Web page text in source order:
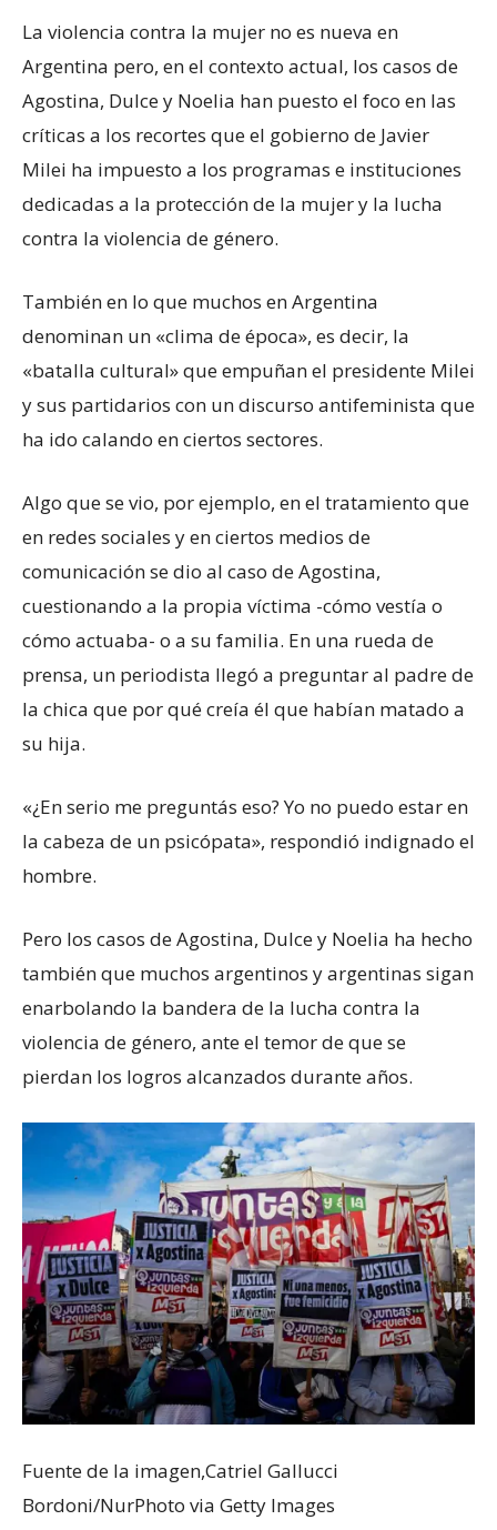
La violencia contra la mujer no es nueva en
Argentina pero, en el contexto actual, los casos de
Agostina, Dulce y Noelia han puesto el foco en las
críticas a los recortes que el gobierno de Javier
Milei ha impuesto a los programas e instituciones
dedicadas a la protección de la mujer y la lucha
contra la violencia de género.
También en lo que muchos en Argentina
denominan un «clima de época», es decir, la
«batalla cultural» que empuñan el presidente Milei
y sus partidarios con un discurso antifeminista que
ha ido calando en ciertos sectores.
Algo que se vio, por ejemplo, en el tratamiento que
en redes sociales y en ciertos medios de
comunicación se dio al caso de Agostina,
cuestionando a la propia víctima -cómo vestía o
cómo actuaba- o a su familia. En una rueda de
prensa, un periodista llegó a preguntar al padre de
la chica que por qué creía él que habían matado a
su hija.
«¿En serio me preguntás eso? Yo no puedo estar en
la cabeza de un psicópata», respondió indignado el
hombre.
Pero los casos de Agostina, Dulce y Noelia ha hecho
también que muchos argentinos y argentinas sigan
enarbolando la bandera de la lucha contra la
violencia de género, ante el temor de que se
pierdan los logros alcanzados durante años.
Fuente de la imagen,Catriel Gallucci
Bordoni/NurPhoto via Getty Images